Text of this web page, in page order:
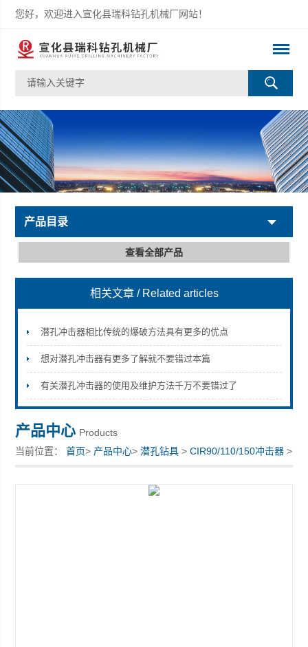
您好，欢迎进入宣化县瑞科钻孔机械厂网站！
宣化县瑞科钻孔机械厂
产品目录
查看全部产品
相关文章 / Related articles
潜孔冲击器相比传统的爆破方法具有更多的优点
想对潜孔冲击器有更多了解就不要错过本篇
有关潜孔冲击器的使用及维护方法千万不要错过了
产品中心 Products
当前位置：首页> 产品中心>潜孔钻具 >CIR90/110/150冲击器 >
低风压CIR冲击器250钎头250钎头配用的冲击器